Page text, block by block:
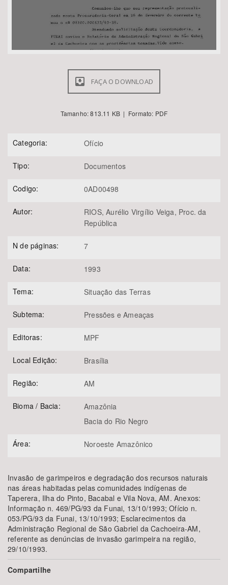
FAÇA O DOWNLOAD
Tamanho: 813.11 KB | Formato: PDF
Categoria: Ofício
Tipo: Documentos
Codigo: 0AD00498
Autor:
RIOS, Aurélio Virgílio Veiga, Proc. da
República
N de páginas: 7
Data: 1993
Tema: Situação das Terras
Subtema: Pressões e Ameaças
Editoras: MPF
Local Edição: Brasília
Região: AM
Bioma / Bacia:
Amazônia
Bacia do Rio Negro
Área: Noroeste Amazônico
Invasão de garimpeiros e degradação dos recursos naturais
nas áreas habitadas pelas comunidades indígenas de
Taperera, Ilha do Pinto, Bacabal e Vila Nova, AM. Anexos:
Informação n. 469/PG/93 da Funai, 13/10/1993; Ofício n.
053/PG/93 da Funai, 13/10/1993; Esclarecimentos da
Administração Regional de São Gabriel da Cachoeira-AM,
referente as denúncias de invasão garimpeira na região,
29/10/1993.
Compartilhe